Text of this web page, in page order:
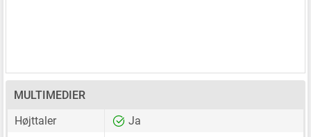
MULTIMEDIER
Højttaler
Ja